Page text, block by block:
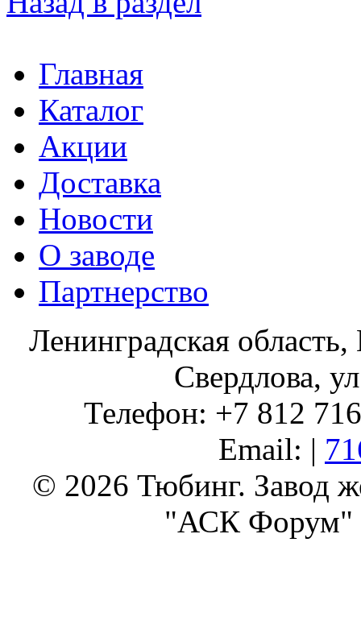
Главная
Каталог
Акции
Доставка
Новости
О заводе
Партнерство
Ленинградская
Свердлова,
Телефон: +7 812
Email: |
© 2026 Тюбинг. Завод
"АСК Форум"